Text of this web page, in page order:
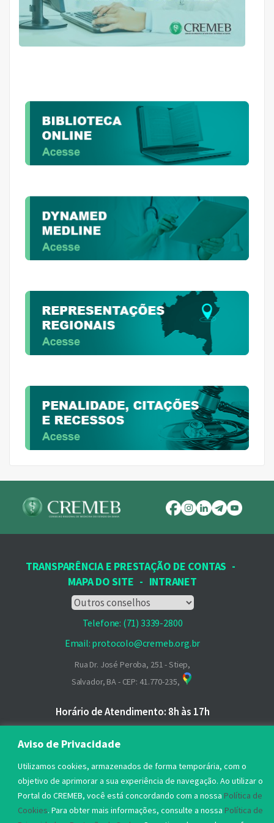
Aviso de Privacidade
Utilizamos cookies, armazenados de forma temporária, com o
objetivo de aprimorar a sua experiência de navegação. Ao utilizar o
Portal do CREMEB, você está concordando com a nossa Política de
Cookies. Para obter mais informações, consulte a nossa Política de
Telefone: (71) 3339-2800
Email: protocolo@cremeb.org.br
Rua Dr. José Peroba, 251 - Stiep,
Salvador, BA - CEP: 41.770-235,
Horário de Atendimento: 8h às 17h
TRANSPARÊNCIA E PRESTAÇÃO DE CONTAS -
MAPA DO SITE - INTRANET